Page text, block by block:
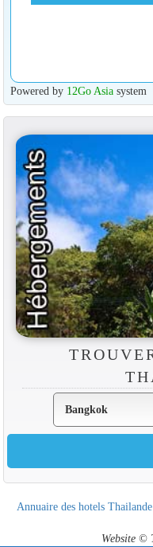
Powered by 12Go Asiasystem
Annuaire des hotels Thailande
Website ©